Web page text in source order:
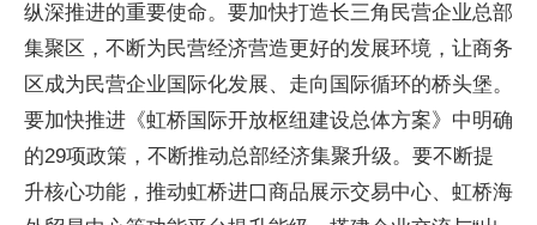
纵深推进的重要使命。要加快打造长三角民营企业总部
集聚区，不断为民营经济营造更好的发展环境，让商务
区成为民营企业国际化发展、走向国际循环的桥头堡。
要加快推进《虹桥国际开放枢纽建设总体方案》中明确
的29项政策，不断推动总部经济集聚升级。要不断提
升核心功能，推动虹桥进口商品展示交易中心、虹桥海